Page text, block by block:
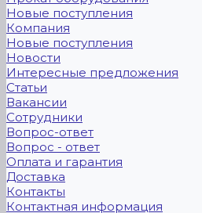
Новые поступления
Компания
Новые поступления
Новости
Интересные предложения
Статьи
Вакансии
Сотрудники
Вопрос-ответ
Вопрос - ответ
Оплата и гарантия
Доставка
Контакты
Контактная информация